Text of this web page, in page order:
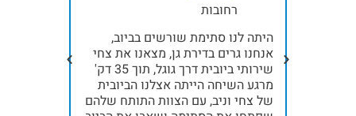
רחובות
היתה לנו סתימת שורשים בביוב,
אנחנו גרים בדירת גן, מצאנו את צחי
שירותי ביובית דרך גוגל, תוך 35 דק'
מרגע השיחה הייתה אצלנו הביובית
של צחי וניב, עם הצוות התותח שלהם